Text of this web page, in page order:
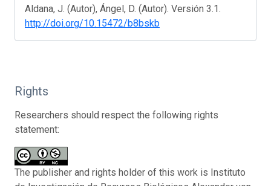
Aldana, J. (Autor), Ángel, D. (Autor). Versión 3.1.
http://doi.org/10.15472/b8bskb
Rights
Researchers should respect the following rights
statement:
The publisher and rights holder of this work is Instituto